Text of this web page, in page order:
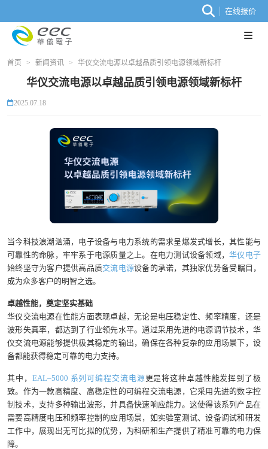
在线报价
首页 > 新闻资讯 > 华仪交流电源以卓越品质引领电源领域新标杆
华仪交流电源以卓越品质引领电源领域新标杆
2025.07.18
当今科技浪潮汹涌，电子设备与电力系统的需求呈爆发式增长，其性能与
可靠性的命脉，牢牢系于电源质量之上。在电力测试设备领域，华仪电子
始终坚守为客户提供高品质交流电源设备的承诺，其独家优势备受瞩目，
成为众多客户的明智之选。
卓越性能，奠定坚实基础
华仪交流电源在性能方面表现卓越，无论是电压稳定性、频率精度，还是
波形失真率，都达到了行业领先水平。通过采用先进的电源调节技术，华
仪交流电源能够提供极其稳定的输出，确保在各种复杂的应用场景下，设
备都能获得稳定可靠的电力支持。
其中， EAL–5000 系列可编程交流电源更是将这种卓越性能发挥到了极
致。作为一款高精度、高稳定性的可编程交流电源，它采用先进的数字控
制技术，支持多种输出波形，并具备快速响应能力。这使得该系列产品在
需要高精度电压和频率控制的应用场景，如实验室测试、设备调试和研发
工作中，展现出无可比拟的优势，为科研和生产提供了精准可靠的电力保
障。